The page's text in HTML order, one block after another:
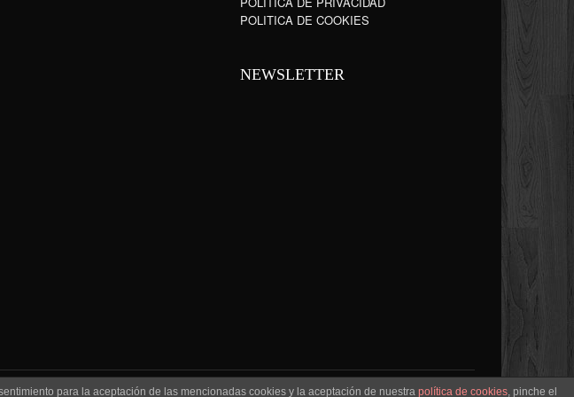
POLITICA DE COOKIES
NEWSLETTER
para la aceptación de las mencionadas cookies y la aceptación de nuestra política de cookies, pinche el